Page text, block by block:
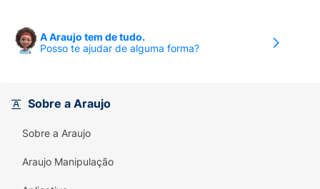
Fórmula Suave:Com a tecnologia
Limpa da Cabeça aos Pés:
os cabelos, simplificando a rotina do banho.
Ingredientes de Origem Natural:
80% de ingredientes de origem natural
A Araujo tem de tudo.
Posso te ajudar de alguma forma?
Sobre a Araujo
Sobre a Araujo
Araujo Manipulação